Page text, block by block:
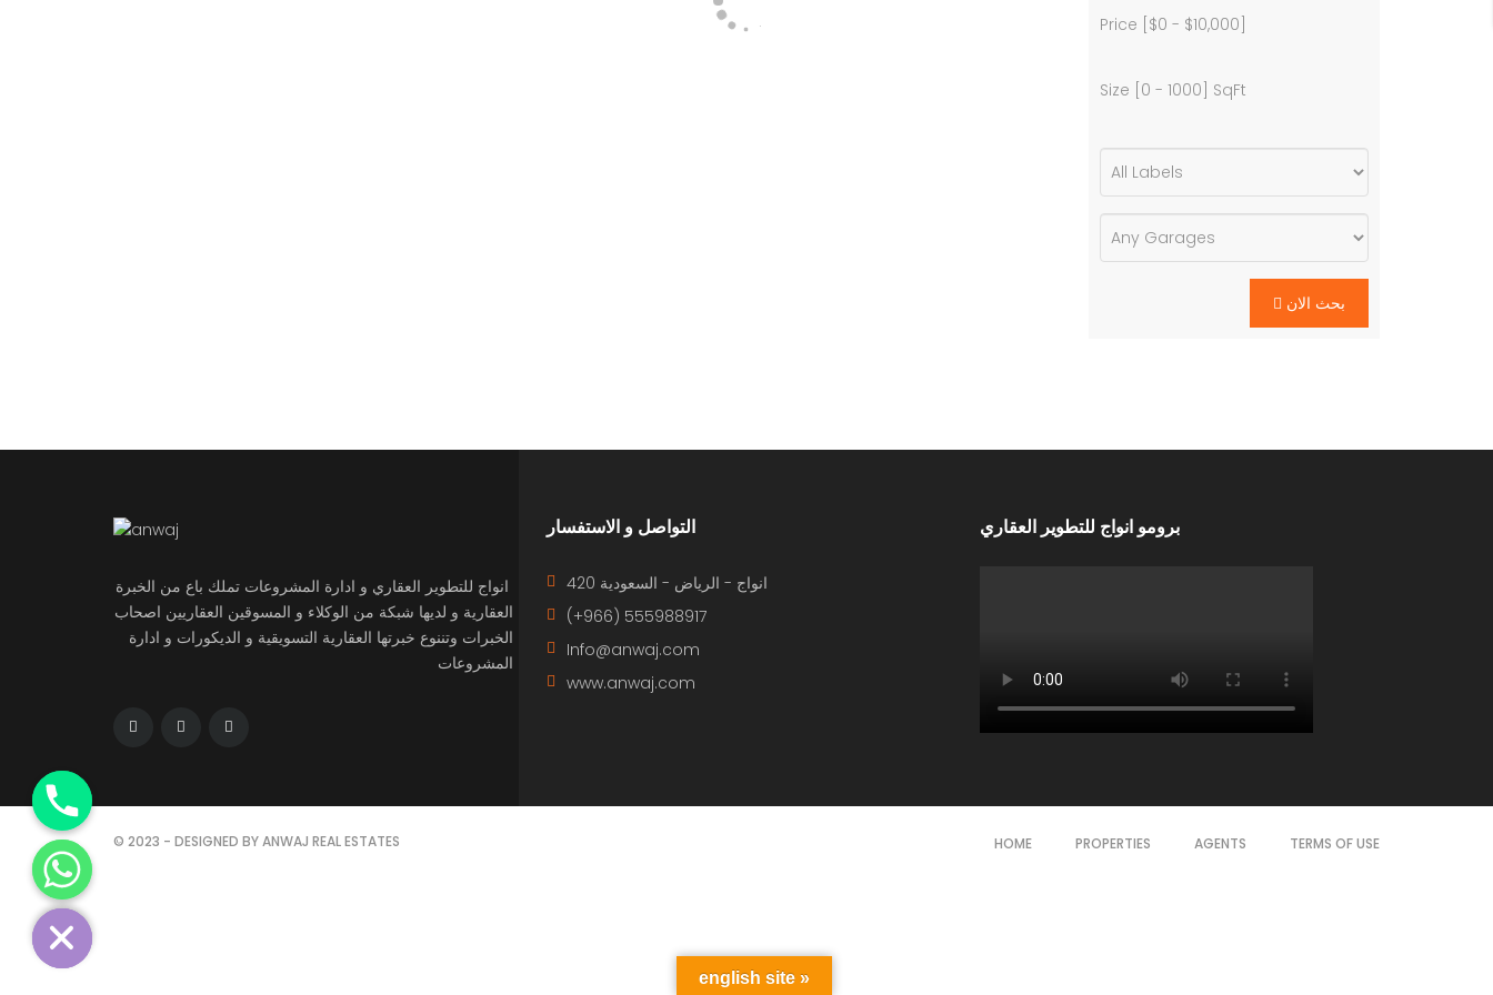
Price [ $0 - $10,000
Size [ 0 - 1000 ] SqFt
بحث الان
انواج للتطوير العقاري و ادارة المشروعات تملك باع من الخبرة
العقارية و لديها شبكة من الوكلاء و المسوقين العقاريين اصحاب
الخبرات وتننوع خبرتها العقارية التسويقية و الديكورات و ادارة
المشروعات
التواصل و الاستفسار
420 انواج - الرياض - السعودية
(+966) 555988917
Info@anwaj.com
www.anwaj.com
برومو انواج للتطوير العقاري
© 2023 - DESIGNED BY ANWAJ REAL ESTATES HOME PROPERTIES AGENTS TERMS OF USE
english site »
Hide
chaty